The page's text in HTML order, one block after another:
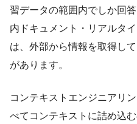
習データの範囲内でしか回
内ドキュメント・リアルタ
は、外部から情報を取得し
があります。
コンテキストエンジニアリ
べてコンテキストに詰め込